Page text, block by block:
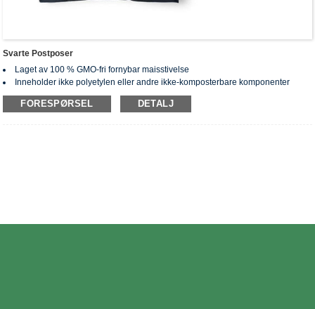
Svarte Postposer
Laget av 100 % GMO-fri fornybar maisstivelse
Inneholder ikke polyetylen eller andre ikke-komposterbare komponenter
Ingen giftstoffer og tungmetaller blir igjen etter kompostering.
Sertifisert biologisk nedbrytbar og komposterbar i henhold til
FORESPØRSEL DETALJ